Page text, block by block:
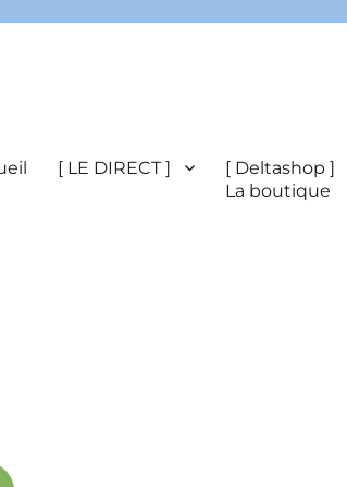
[ LE DIRECT ]
[ Deltashop ]
La boutique